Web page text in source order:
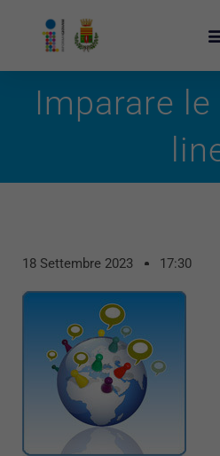
Imparare
18 Settembre 2023 17:30